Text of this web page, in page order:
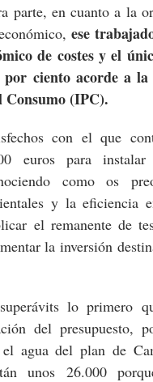
parte, en cuanto a la
ese
de costes y el
por ciento acorde a
Consumo (IPC).
con el que
euros para instalar
como os
y la eficiencia
el remanente de
la inversión
lo primero
del presupuesto,
agua del plan de
unos 26.000